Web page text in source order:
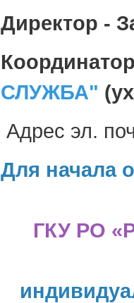
Директор -
СЛУЖБА"
Адрес эл.
Для начала
ГКУ РО